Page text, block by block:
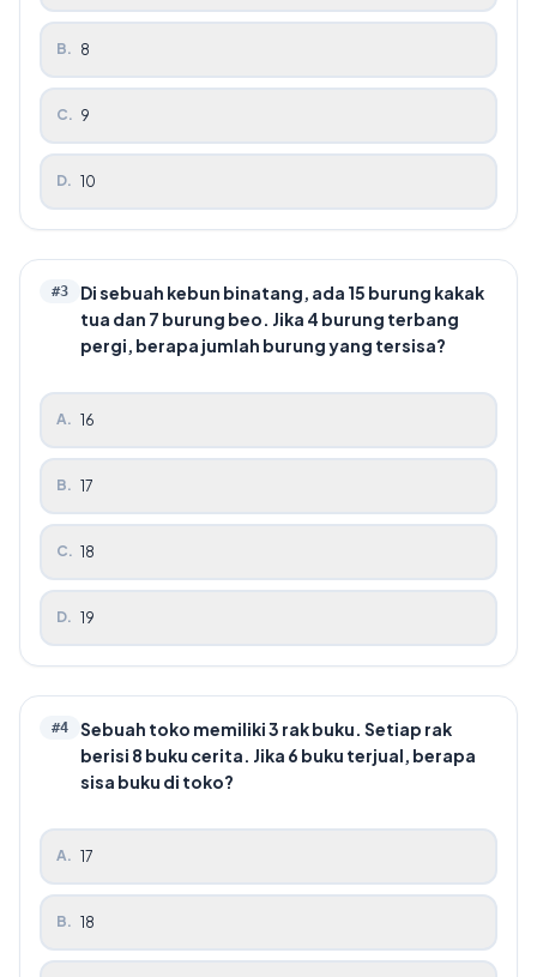
B. 8
C. 9
D. 10
#3
Di sebuah kebun binatang, ada 15 burung kakak
tua dan 7 burung beo. Jika 4 burung terbang
pergi, berapa jumlah burung yang tersisa?
A. 16
B. 17
C. 18
D. 19
#4
Sebuah toko memiliki 3 rak buku. Setiap rak
berisi 8 buku cerita. Jika 6 buku terjual, berapa
sisa buku di toko?
A. 17
B. 18